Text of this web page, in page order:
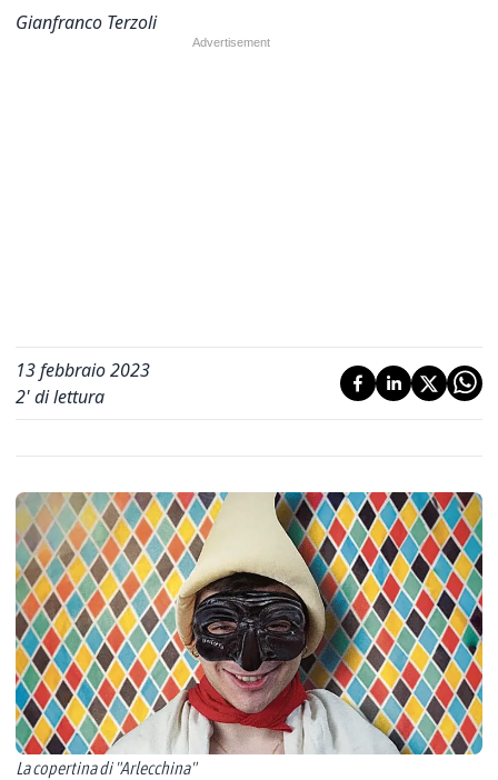
Gianfranco Terzoli
13 febbraio 2023
2' di lettura
La copertina di "Arlecchina"